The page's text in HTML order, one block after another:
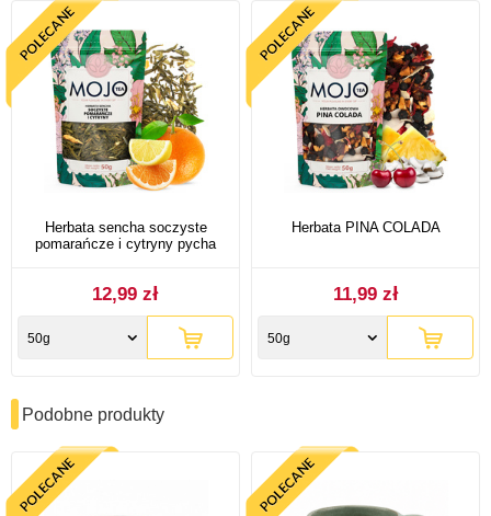
Herbata sencha soczyste
pomarańcze i cytryny pycha
12,99 zł
50g
Herbata PINA COLADA
11,99 zł
50g
Podobne produkty